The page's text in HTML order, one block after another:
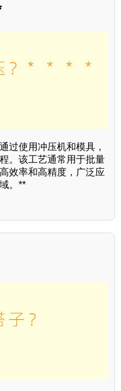
过使用冲压机和模具，
。该工艺通常用于批量
效率和高精度，广泛应
。**